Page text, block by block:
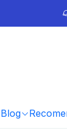
Blog